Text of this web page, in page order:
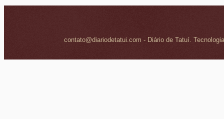
contato@diariodetatui.com - Diário de Tatuí.